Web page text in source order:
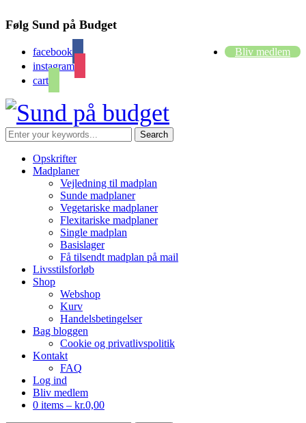
Følg Sund på Budget
facebook
instagram
cart
Bliv medlem
Opskrifter
Madplaner
Vejledning til madplan
Sunde madplaner
Vegetariske madplaner
Flexitariske madplaner
Single madplan
Basislager
Få tilsendt madplan på mail
Livsstilsforløb
Shop
Webshop
Kurv
Handelsbetingelser
Bag bloggen
Cookie og privatlivspolitik
Kontakt
FAQ
Log ind
Bliv medlem
0 items – kr.0,00